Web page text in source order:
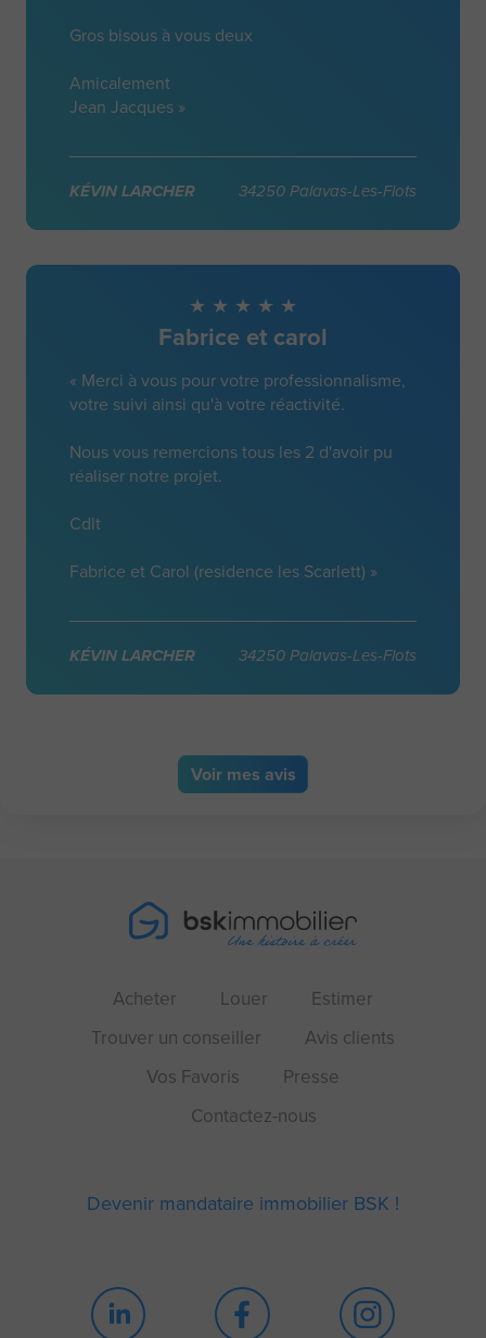
Voir mes avis
Gros bisous à vous deux
Amicalement
Jean Jacques »
KÉVIN LARCHER 34250 Palavas-Les-Flots
Fabrice et carol
« Merci à vous pour votre professionnalisme,
votre suivi ainsi qu'à votre réactivité.
Nous vous remercions tous les 2 d'avoir pu
réaliser notre projet.
Cdlt
Fabrice et Carol (residence les Scarlett) »
KÉVIN LARCHER 34250 Palavas-Les-Flots
Acheter Louer
Estimer
Trouver un conseiller
Avis clients
Vos Favoris
Presse
Contactez-nous
Devenir mandataire immobilier BSK !